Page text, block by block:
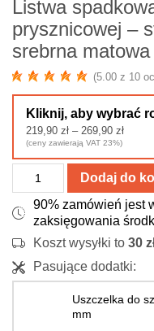
Listwa
prysznicowej –
srebrna matowa
(5.00 z 10
Kliknij, aby wybrać
219,90 zł – 269,90 złZakres
do
(ceny zawierają VAT 23%)
ilość
Listwa
spadkowa
szyby
prysznicowej
nierdzewna
Dodaj do
90% zamówień jest
zaksięgowania
Koszt wysyłki to 30
Pasujące dodatki:
Uszczelka do
mm